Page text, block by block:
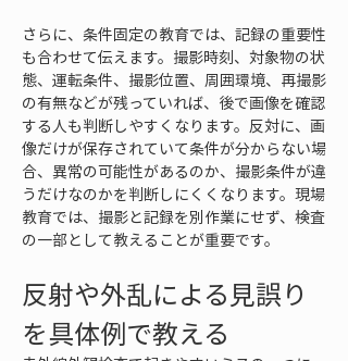
さらに、条件固定の教育では、記録の重要性
も合わせて伝えます。撮影時刻、対象物の状
態、運転条件、撮影位置、周囲環境、再撮影
の有無などが残っていれば、後で画像を確認
する人も判断しやすくなります。反対に、画
像だけが保存されていて条件が分からない場
合、異常の可能性があるのか、撮影条件が違
うだけなのかを判断しにくくなります。現場
教育では、撮影と記録を別作業にせず、検査
の一部として教えることが重要です。
反射や外乱による見誤り
を具体例で教える